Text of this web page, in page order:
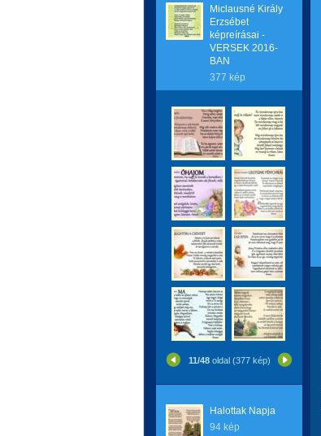
Miclausné Király
Erzsébet
képreírásai -
VERSEK 2016-
BAN
377 kép
11/48oldal (377 kép)
Halottak Napja
94 kép